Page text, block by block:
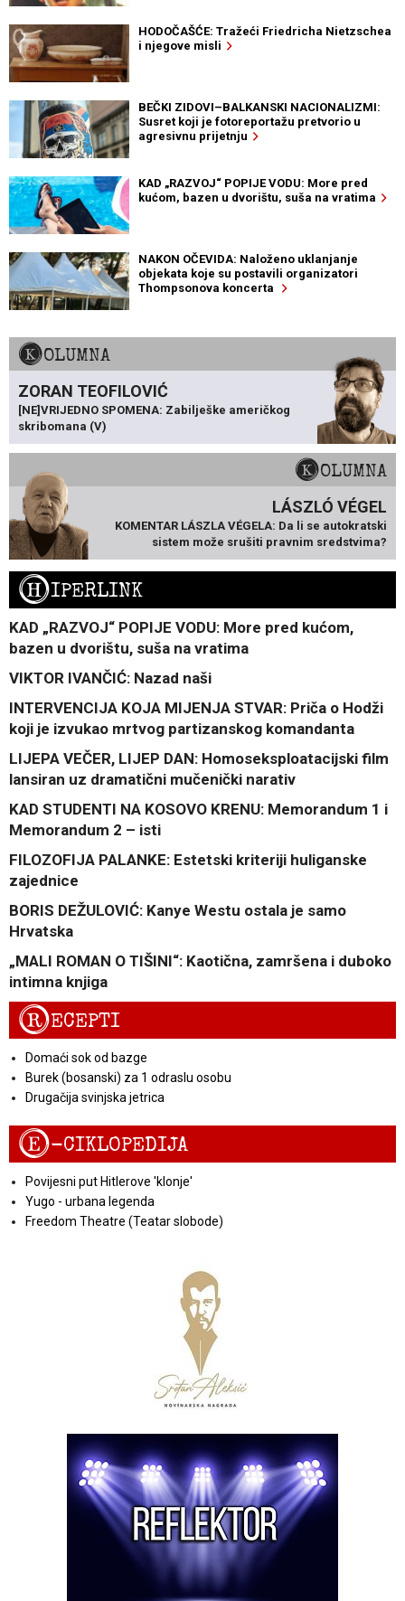
HODOČAŠĆE: Tražeći Friedricha Nietzschea
i njegove misli
BEČKI ZIDOVI–BALKANSKI NACIONALIZMI:
Susret koji je fotoreportažu pretvorio u
agresivnu prijetnju
KAD „RAZVOJ“ POPIJE VODU: More pred
kućom, bazen u dvorištu, suša na vratima
NAKON OČEVIDA: Naloženo uklanjanje
objekata koje su postavili organizatori
Thompsonova koncerta
KOLUMNA
ZORAN TEOFILOVIĆ
[NE]VRIJEDNO SPOMENA: Zabilješke američkog
skribomana (V)
KOLUMNA
LÁSZLÓ VÉGEL
KOMENTAR LÁSZLA VÉGELA: Da li se autokratski
sistem može srušiti pravnim sredstvima?
HIPERLINK
KAD „RAZVOJ“ POPIJE VODU: More pred kućom,
bazen u dvorištu, suša na vratima
VIKTOR IVANČIĆ: Nazad naši
INTERVENCIJA KOJA MIJENJA STVAR: Priča o Hodži
koji je izvukao mrtvog partizanskog komandanta
LIJEPA VEČER, LIJEP DAN: Homoseksploatacijski film
lansiran uz dramatični mučenički narativ
KAD STUDENTI NA KOSOVO KRENU: Memorandum 1 i
Memorandum 2 – isti
FILOZOFIJA PALANKE: Estetski kriteriji huliganske
zajednice
BORIS DEŽULOVIĆ: Kanye Westu ostala je samo
Hrvatska
„MALI ROMAN O TIŠINI“: Kaotična, zamršena i duboko
intimna knjiga
RECEPTI
Domaći sok od bazge
Burek (bosanski) za 1 odraslu osobu
Drugačija svinjska jetrica
E-CIKLOPEDIJA
Povijesni put Hitlerove 'klonje'
Yugo - urbana legenda
Freedom Theatre (Teatar slobode)